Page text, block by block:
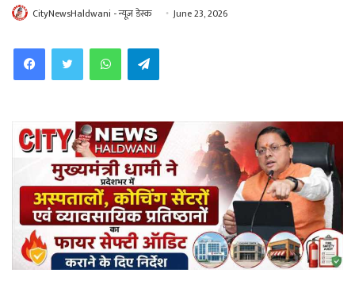
CityNewsHaldwani - न्यूज़ डेस्क June 23, 2026
WhatsAppTelegram